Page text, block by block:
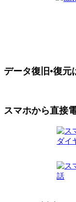
データ復旧•復元
スマホから直接